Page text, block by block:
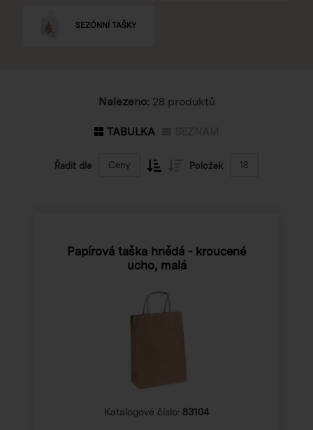
SEZÓNNÍ TAŠKY
Nalezeno: 28 produktů
TABULKA
Řadit dle Ceny Položek 18
Papírová taška hnědá - kroucené
ucho, malá
Katalogové číslo: 83104